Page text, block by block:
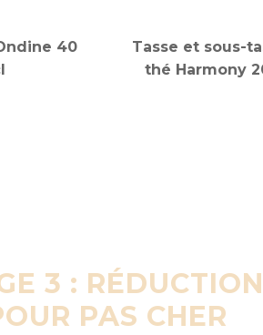
40
Tasse et sous-
thé Harmony
3 :
PAS CHER